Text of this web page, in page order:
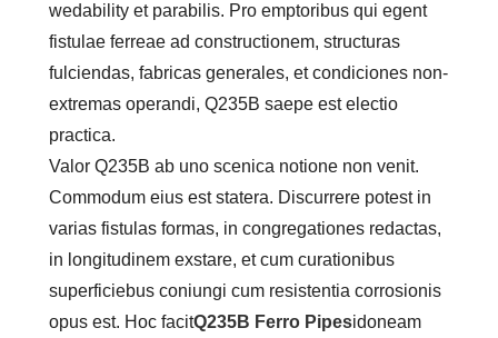
wedability et parabilis. Pro emptoribus qui egent
fistulae ferreae ad constructionem, structuras
fulciendas, fabricas generales, et condiciones non-
extremas operandi, Q235B saepe est electio
practica.
Valor Q235B ab uno scenica notione non venit.
Commodum eius est statera. Discurrere potest in
varias fistulas formas, in congregationes redactas,
in longitudinem exstare, et cum curationibus
superficiebus coniungi cum resistentia corrosionis
opus est. Hoc facitQ235B Ferro Pipesidoneam